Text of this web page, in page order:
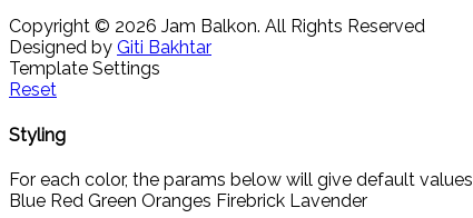
Copyright © 2026 Jam Balkon. All Rights Reserved
Designed by Giti Bakhtar
Template Settings
Reset
Styling
For each color, the params below will give default values
Blue Red Green Oranges Firebrick Lavender